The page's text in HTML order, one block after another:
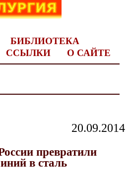
БИБЛИОТЕКА
ССЫЛКИ О САЙТЕ
20.09.2014
превратили
в сталь